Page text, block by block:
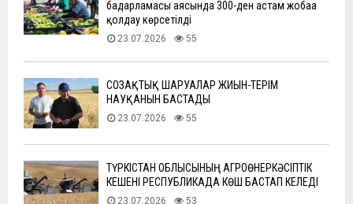
бағдарламасы аясында 300-ден астам жобаға
қолдау көрсетілді
23.07.2026 55
СОЗАҚТЫҚ ШАРУАЛАР ЖИЫН-ТЕРІМ
НАУҚАНЫН БАСТАДЫ
23.07.2026 55
ТҮРКІСТАН ОБЛЫСЫНЫҢ АГРОӨНЕРКӘСІПТІК
КЕШЕНІ РЕСПУБЛИКАДА КӨШ БАСТАП КЕЛЕДІ
23.07.2026 53